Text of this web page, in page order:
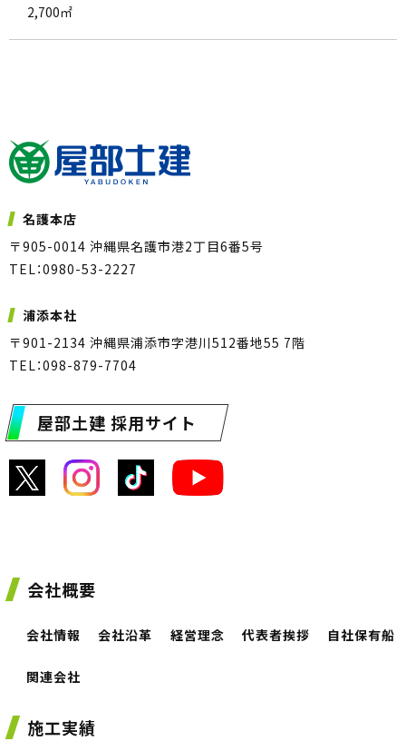
2,700㎡
名護本店
〒905-0014 沖縄県名護市港2丁目6番5号
TEL：0980-53-2227
浦添本社
〒901-2134 沖縄県浦添市字港川512番地55 7階
TEL：098-879-7704
屋部土建 採用サイト
会社概要
会社情報 会社沿革 経営理念 代表者挨拶 自社保有船
関連会社
施工実績